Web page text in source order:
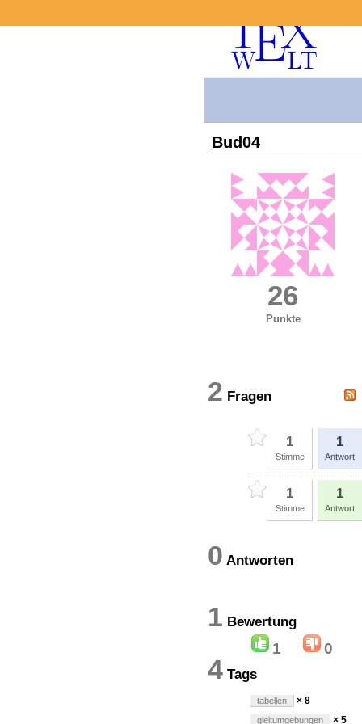
Bud04
26
Punkte
2 Fragen
1
Stimme
1
Antwort
1
Stimme
1
Antwort
0 Antworten
1 Bewertung
1 0
4 Tags
tabellen × 8
gleitumgebungen × 5